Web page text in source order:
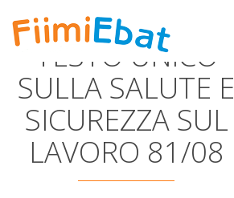
TESTO UNICO
SULLA SALUTE E
SICUREZZA SUL
LAVORO 81/08